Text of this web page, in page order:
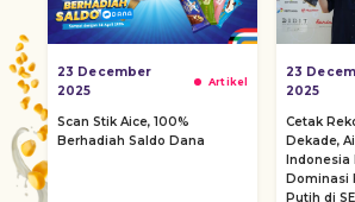
23 December
2025
Artikel
Scan Stik Aice, 100%
Berhadiah Saldo Dana
23
2025
Cetak
Dekade,
Indonesia
Dominasi
Putih di